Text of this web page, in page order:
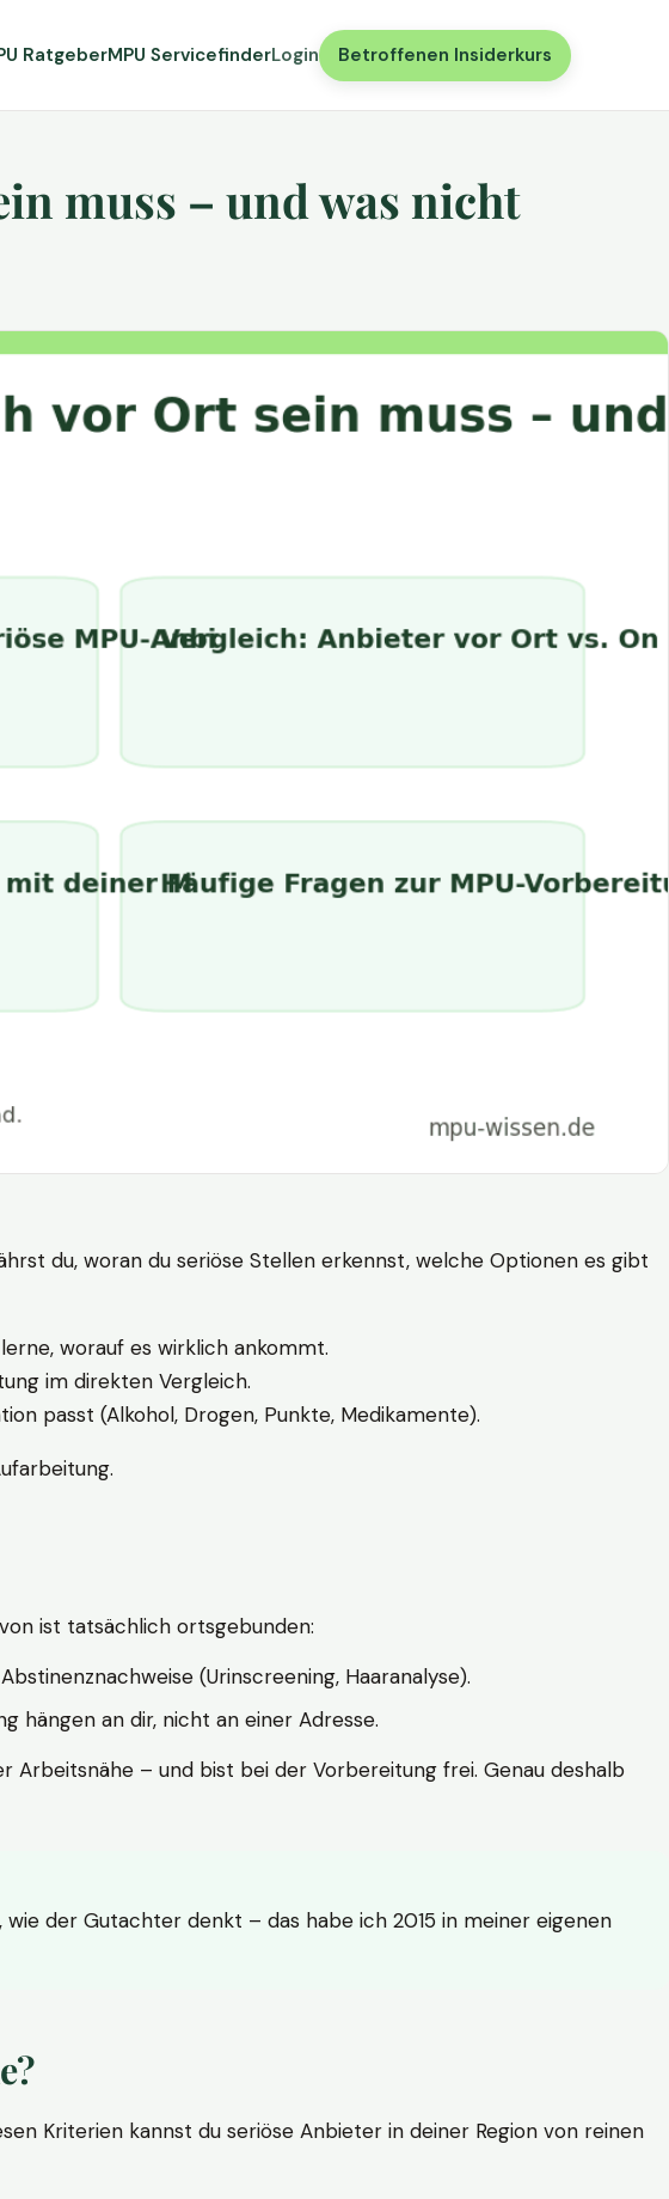
RatgeberMPU ServicefinderLogin Betroffenen Insiderkurs
muss – und was nicht
du, woran du seriöse Stellen erkennst, welche Optionen es gibt
worauf es wirklich ankommt.
im direkten Vergleich.
passt (Alkohol, Drogen, Punkte, Medikamente).
ist tatsächlich ortsgebunden:
(Urinscreening, Haaranalyse).
hängen an dir, nicht an einer Adresse.
Arbeitsnähe – und bist bei der Vorbereitung frei. Genau deshalb
der Gutachter denkt – das habe ich 2015 in meiner eigenen
Kriterien kannst du seriöse Anbieter in deiner Region von reinen